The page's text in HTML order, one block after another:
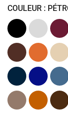
COULEUR :
Noir
Gris
clair
MarronOrangeBeige
Bleu
marine
Bleu
cobalt
Bleu
jeans
Marron
clair
Terracotta
foncé